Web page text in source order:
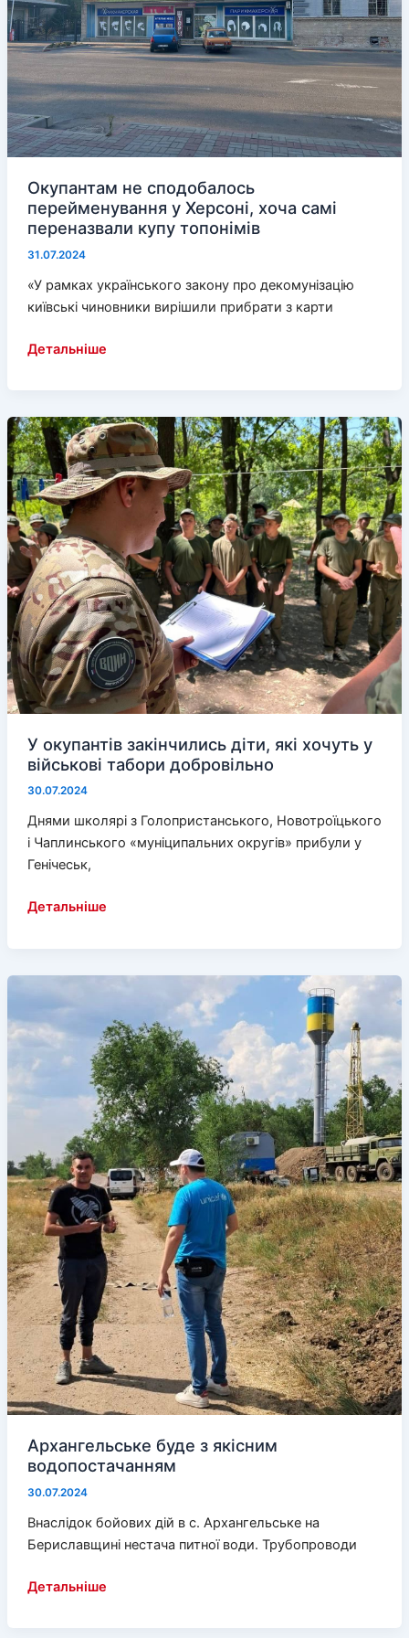
Окупантам не сподобалось
перейменування у Херсоні, хоча самі
переназвали купу топонімів
31.07.2024
«У рамках українського закону про декомунізацію
київські чиновники вирішили прибрати з карти
Окупантам
перейменування
у
Херсоні,
хоча
самі
переназвали
купу
топонімів
Детальніше
У окупантів закінчились діти, які хочуть у
військові табори добровільно
30.07.2024
Днями школярі з Голопристанського, Новотроїцького
і Чаплинського «муніципальних округів» прибули у
Генічеськ,
У
діти,
у
військові
добровільно
Детальніше
Архангельське буде з якісним
водопостачанням
30.07.2024
Внаслідок бойових дій в с. Архангельське на
Бериславщині нестача питної води. Трубопроводи
Архангельське
Детальніше